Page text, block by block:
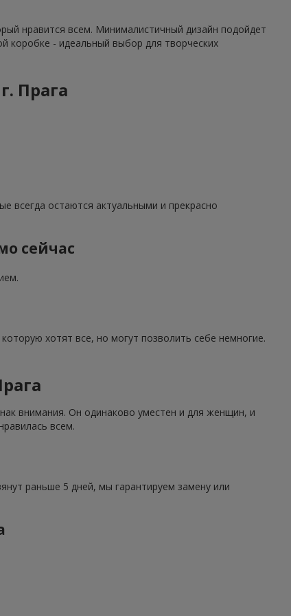
нравится всем. Минималистичный дизайн подойдет
коробке - идеальный выбор для творческих
Прага
всегда остаются актуальными и прекрасно
сейчас
хотят все, но могут позволить себе немногие.
внимания. Он одинаково уместен и для женщин, и
всем.
раньше 5 дней, мы гарантируем замену или